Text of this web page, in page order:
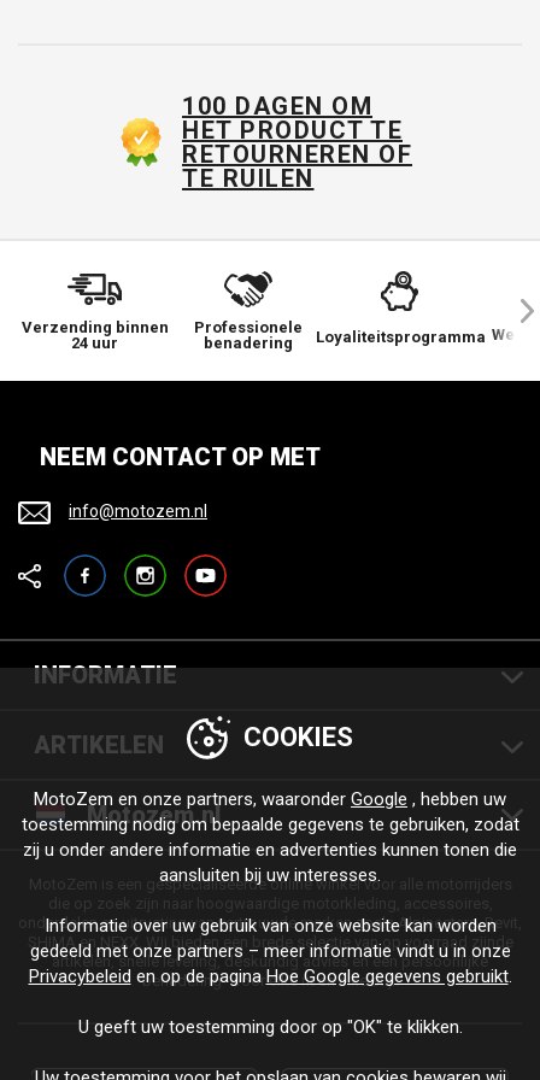
100 DAGEN OM
HET PRODUCT TE
RETOURNEREN OF
TE RUILEN
Verzending binnen
24 uur
Professionele
benadering
Loyaliteitsprogramma We
NEEM CONTACT OP MET
info@motozem.nl
FacebookInstagramYouTube
INFORMATIE
ARTIKELEN
Motozem.nl
MotoZem is een gespecialiseerde online winkel voor alle motorrijders
onderdelen en uitrusting van vertrouwde merken zoals Alpinestars, Revit,
SHIMA en NEXX. Wij bieden een brede selectie van op voorraad zijnde
artikelen, snelle levering, deskundig advies en een persoonlijke
benadering - voor elke rit en elke stijl.
COOKIES
MotoZem en onze partners, waaronder Google , hebben uw
toestemming nodig om bepaalde gegevens te gebruiken, zodat
zij u onder andere informatie en advertenties kunnen tonen die
aansluiten bij uw interesses.
Informatie over uw gebruik van onze website kan worden
gedeeld met onze partners – meer informatie vindt u in onze
Privacybeleid en op de pagina Hoe Google gegevens gebruikt.
U geeft uw toestemming door op "OK" te klikken.